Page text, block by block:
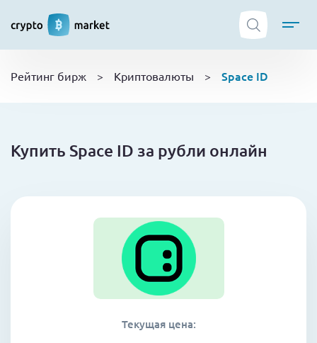
ТОП криптобирж
Криптовалюты
Кошельки
Новости
Рейтинг бирж > Криптовалюты > Space ID
Купить Space ID за рубли онлайн
Текущая цена: